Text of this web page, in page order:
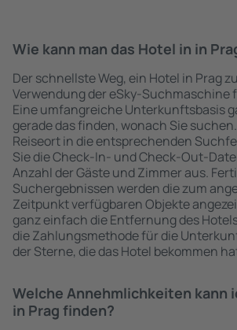
Wie kann man das Hotel in in
Der schnellste Weg, ein Hotel in Prag
Verwendung der eSky-Suchmaschine
Eine umfangreiche Unterkunftsbasis
gerade das finden, wonach Sie
Reiseort in die entsprechenden
Sie die Check-In- und Check-Out-
Anzahl der Gäste und Zimmer aus.
Suchergebnissen werden die zum
Zeitpunkt verfügbaren Objekte
ganz einfach die Entfernung des
die Zahlungsmethode für die
der Sterne, die das Hotel bekommen
Welche Annehmlichkeiten kann
in Prag finden?